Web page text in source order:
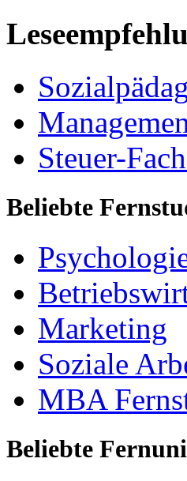
Steuer-
Beliebte
Marketing
Soziale
MBA
Beliebte